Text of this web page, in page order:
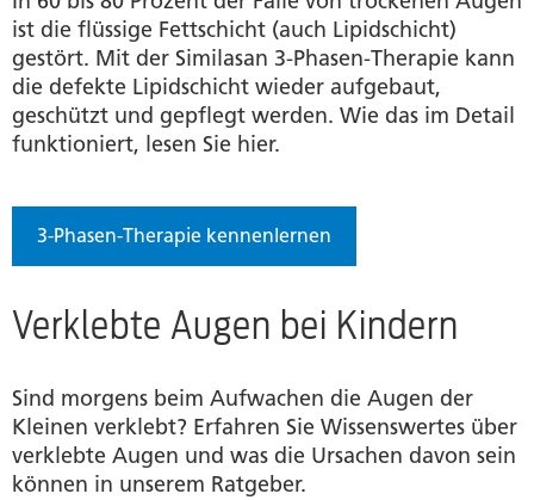
ist die flüssige Fettschicht (auch Lipidschicht)
gestört. Mit der Similasan 3-Phasen-Therapie kann
die defekte Lipidschicht wieder aufgebaut,
geschützt und gepflegt werden. Wie das im Detail
funktioniert, lesen Sie hier.
3-Phasen-Therapie kennenlernen
Verklebte Augen bei Kindern
Sind morgens beim Aufwachen die Augen der
Kleinen verklebt? Erfahren Sie Wissenswertes über
verklebte Augen und was die Ursachen davon sein
können in unserem Ratgeber.